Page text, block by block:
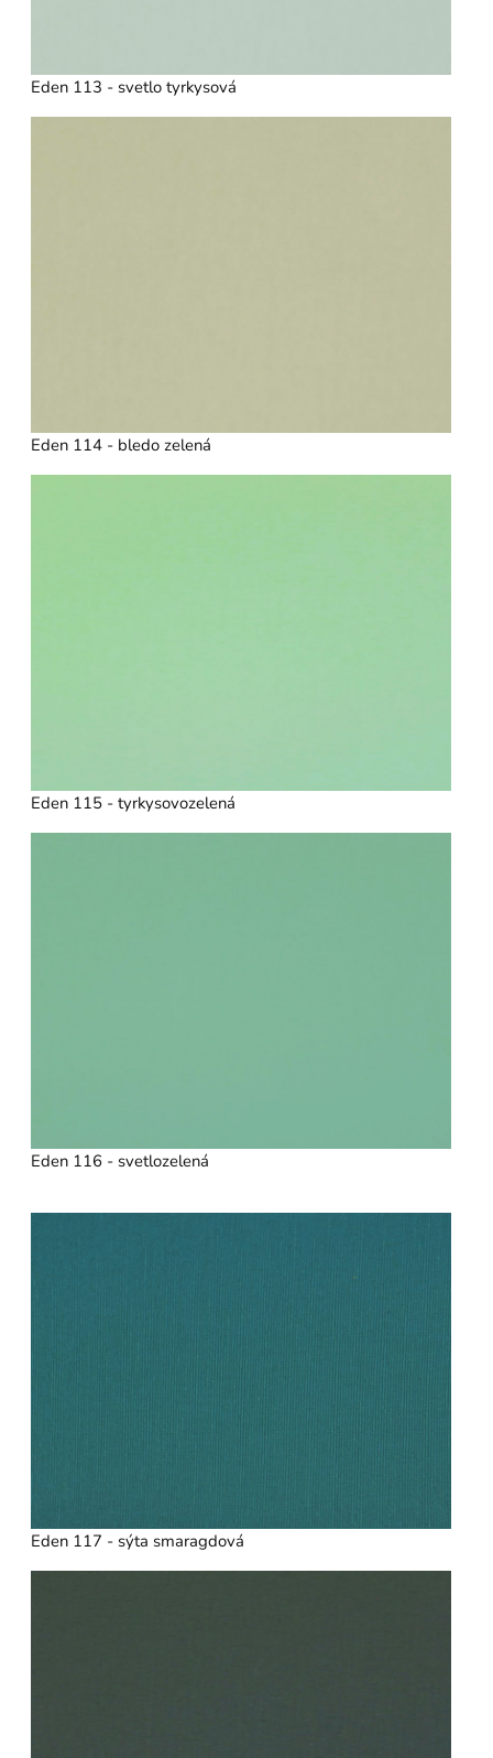
Eden 113 - svetlo tyrkysová
Eden 114 - bledo zelená
Eden 115 - tyrkysovozelená
Eden 116 - svetlozelená
Eden 117 - sýta smaragdová